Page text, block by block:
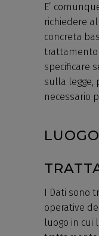
E’
richiedere
concreta
trattamento
specificare
sulla legge,
necessario
I Dati sono
operative
luogo in cui